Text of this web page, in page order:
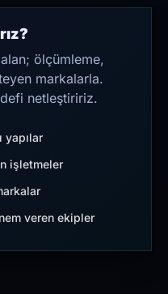
ölçümleme,
markalarla.
netleştiririz.
yapılar
işletmeler
veren ekipler